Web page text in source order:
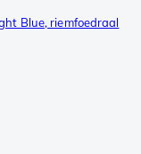
Blue, riemfoedraal